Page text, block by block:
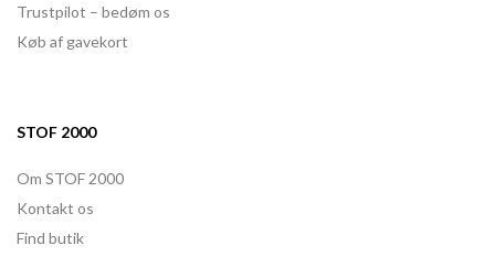
Trustpilot – bedøm os
Køb af gavekort
STOF 2000
Om STOF 2000
Kontakt os
Find butik